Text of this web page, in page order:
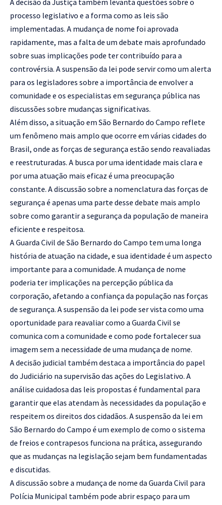
processo legislativo e a forma como as leis são
implementadas. A mudança de nome foi aprovada
rapidamente, mas a falta de um debate mais aprofundado
sobre suas implicações pode ter contribuído para a
controvérsia. A suspensão da lei pode servir como um alerta
para os legisladores sobre a importância de envolver a
comunidade e os especialistas em segurança pública nas
discussões sobre mudanças significativas.
Além disso, a situação em São Bernardo do Campo reflete
um fenômeno mais amplo que ocorre em várias cidades do
Brasil, onde as forças de segurança estão sendo reavaliadas
e reestruturadas. A busca por uma identidade mais clara e
por uma atuação mais eficaz é uma preocupação
constante. A discussão sobre a nomenclatura das forças de
segurança é apenas uma parte desse debate mais amplo
sobre como garantir a segurança da população de maneira
eficiente e respeitosa.
A Guarda Civil de São Bernardo do Campo tem uma longa
história de atuação na cidade, e sua identidade é um aspecto
importante para a comunidade. A mudança de nome
poderia ter implicações na percepção pública da
corporação, afetando a confiança da população nas forças
de segurança. A suspensão da lei pode ser vista como uma
oportunidade para reavaliar como a Guarda Civil se
comunica com a comunidade e como pode fortalecer sua
imagem sem a necessidade de uma mudança de nome.
A decisão judicial também destaca a importância do papel
do Judiciário na supervisão das ações do Legislativo. A
análise cuidadosa das leis propostas é fundamental para
garantir que elas atendam às necessidades da população e
respeitem os direitos dos cidadãos. A suspensão da lei em
São Bernardo do Campo é um exemplo de como o sistema
de freios e contrapesos funciona na prática, assegurando
que as mudanças na legislação sejam bem fundamentadas
e discutidas.
A discussão sobre a mudança de nome da Guarda Civil para
Polícia Municipal também pode abrir espaço para um